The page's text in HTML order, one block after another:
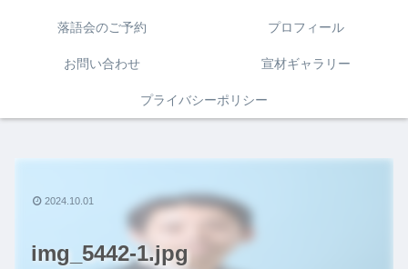
落語会のご予約 プロフィール
お問い合わせ 宣材ギャラリー
プライバシーポリシー
img_5442-1.jpg
2024.10.01